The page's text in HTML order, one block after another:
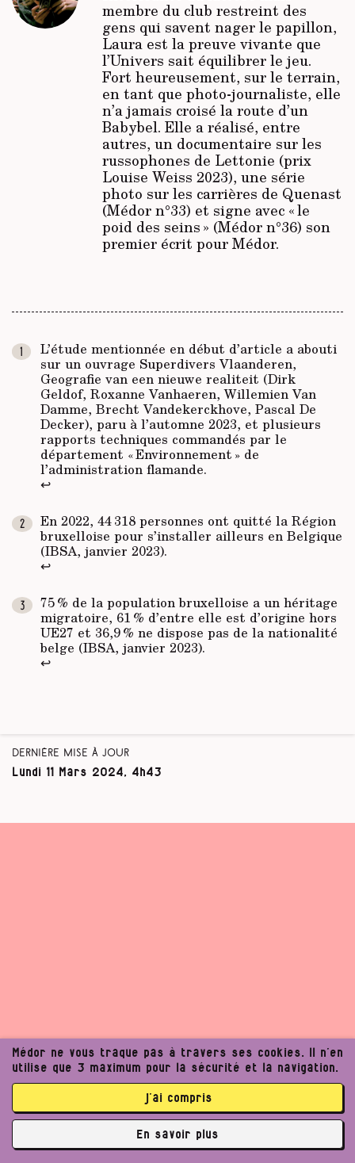
membre du club restreint des
gens qui savent nager le papillon,
Laura est la preuve vivante que
l’Univers sait équilibrer le jeu.
Fort heureusement, sur le terrain,
en tant que photo-journaliste, elle
n’a jamais croisé la route d’un
Babybel. Elle a réalisé, entre
autres, un documentaire sur les
russophones de Lettonie (prix
Louise Weiss 2023), une série
photo sur les carrières de Quenast
(Médor n°33) et signe avec « le
poid des seins » (Médor n°36) son
premier écrit pour Médor.
L’étude mentionnée en début d’article a abouti
sur un ouvrage Superdivers Vlaanderen,
Geografie van een nieuwe realiteit (Dirk
Geldof, Roxanne Vanhaeren, Willemien Van
Damme, Brecht Vandekerckhove, Pascal De
Decker), paru à l’automne 2023, et plusieurs
rapports techniques commandés par le
département « Environnement » de
l’administration flamande.
↩
En 2022, 44 318 personnes ont quitté la Région
bruxelloise pour s’installer ailleurs en Belgique
(IBSA, janvier 2023).
↩
75 % de la population bruxelloise a un héritage
migratoire, 61 % d’entre elle est d’origine hors
UE27 et 36,9 % ne dispose pas de la nationalité
belge (IBSA, janvier 2023).
↩
Dernière mise à jour
Lundi 11 Mars 2024, 4h43
Médor ne vous traque pas à travers ses cookies. Il n’en
utilise que 3 maximum pour la sécurité et la navigation.
j’ai compris
En savoir plus